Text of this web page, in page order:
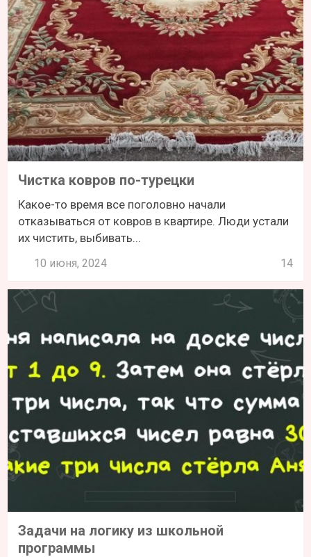
Чистка ковров по-турецки
Какое-то время все поголовно начали
отказываться от ковров в квартире. Люди устали
их чистить, выбивать...
10 июня, 2024 14
Задачи на логику из школьной
программы